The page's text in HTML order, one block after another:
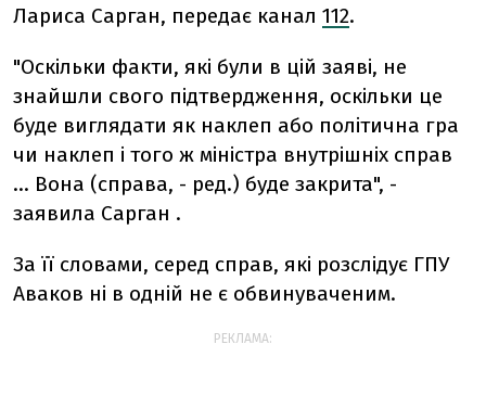
Лариса Сарган, передає канал 112.
"Оскільки факти, які були в цій заяві, не
знайшли свого підтвердження, оскільки це
буде виглядати як наклеп або політична гра
чи наклеп і того ж міністра внутрішніх справ
... Вона (справа, - ред.) буде закрита", -
заявила Сарган .
За її словами, серед справ, які розслідує ГПУ
Аваков ні в одній не є обвинуваченим.
РЕКЛАМА: